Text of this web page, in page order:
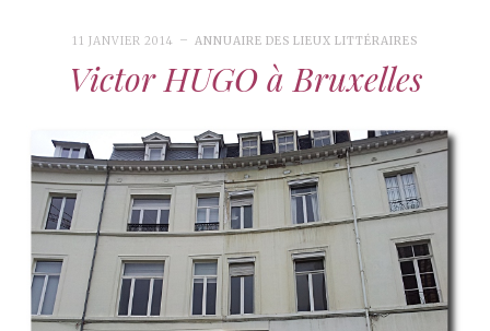
11 JANVIER 2014 ANNUAIRE DES LIEUX LITTÉRAIRES
Victor HUGO à Bruxelles